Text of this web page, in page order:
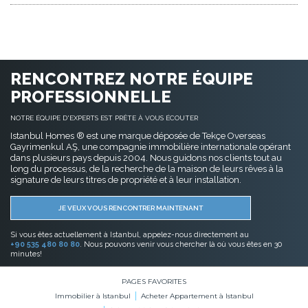
immobiliers commerciaux à Bahcelievler
terrains à vendre à Bahcelievler. Lesimmobiliers à
Bahçelievlerpeuvent être considérés comme un
investissement futur en raison de sa situation touristique. Vous
pouvez louer l'appartement que vous avez acheté pour faire un
Histoire de Bahcelievler
Les concentrations des activités agricoles et viticoles de
s'appelait alors «Hepdemon». C'était l'itinéraire des caravanes et
des convois militaires de la Roumanie vers Istanbul. De
nombreux palais, églises et habitations ont été construits ici.
Tout au long de l'histoire, la population grecque orthodoxe a
principalement travaillé dans le domaine agricole. Après la
RENCONTREZ NOTRE ÉQUIPE
PROFESSIONNELLE
NOTRE ÉQUIPE D'EXPERTS EST PRÊTE À VOUS ÉCOUTER
Istanbul Homes ® est une marque déposée de Tekçe Overseas
Gayrimenkul AŞ, une compagnie immobilière internationale opérant
dans plusieurs pays depuis 2004. Nous guidons nos clients tout au
long du processus, de la recherche de la maison de leurs rêves à la
signature de leurs titres de propriété et à leur installation.
JE VEUX VOUS RENCONTRER MAINTENANT
Si vous êtes actuellement à Istanbul, appelez-nous directement au
+90 535 480 80 80. Nous pouvons venir vous chercher là où vous êtes en 30
minutes!
PAGES FAVORITES
Immobilier à Istanbul
Acheter Appartement à Istanbul